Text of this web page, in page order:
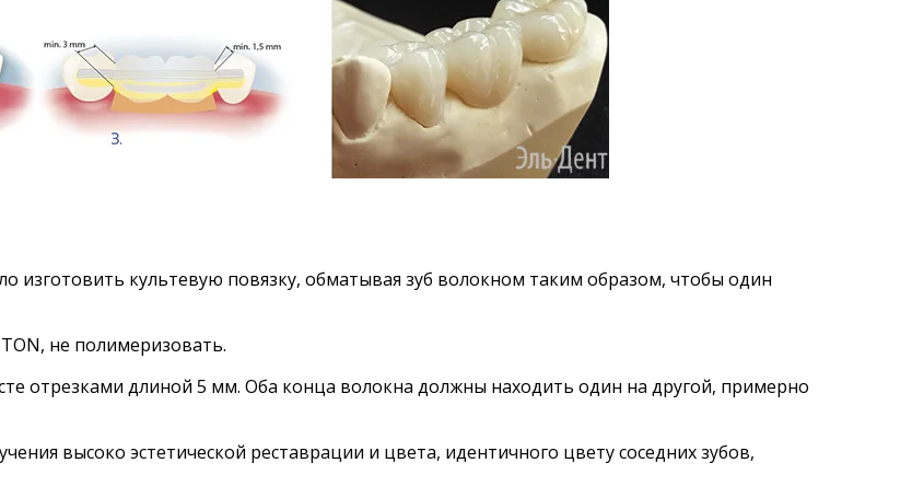
изготовить культевую повязку, обматывая зуб волокном таким образом, чтобы один
не полимеризовать.
отрезками длиной 5 мм. Оба конца волокна должны находить один на другой, примерно
высоко эстетической реставрации и цвета, идентичного цвету соседних зубов,